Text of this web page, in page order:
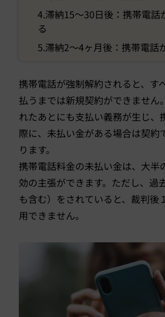
4.滞納15～30日後：携帯電話
る
5.滞納2〜4ヶ月後：携帯電話
携帯電話が強制解約されると、す
払うまでは新規契約ができません
れたあとにも支払い義務が生じ、
際に、未払い金がある場合は契約
ります。
携帯電話料金の未払い金は、大半
効の主張ができます。ただし、過
も含む）をされていると、裁判後
用できません。